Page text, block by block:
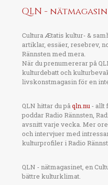
QLN -
Cultura Ætatis kultur- &
artiklar, essäer, resebrev,
Rännsten med mera.
När du prenumererar på
kulturdebatt och
livskonstmagasin för en
QLN hittar du påqln.nu - allt
poddar Radio Rännsten,
avsnitt varje vecka. Mer
och intervjuer med
kulturprofiler i Radio
QLN - nätmagasinet, en
bättre kulturklimat.